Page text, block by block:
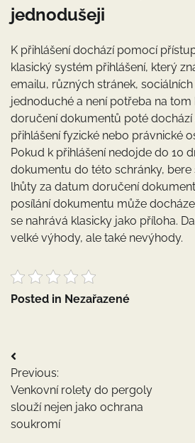
jednodušeji
K přihlášení dochází pomocí
klasický systém přihlášení, který
emailu, různých stránek,
jednoduché a není potřeba na tom
doručení dokumentů poté dochází
přihlášení fyzické nebo právnické
Pokud k přihlášení nedojde do 10
dokumentu do této schránky, bere
lhůty za datum doručení
posílání dokumentu může
se nahrává klasicky jako příloha.
velké výhody, ale také nevýhody.
Posted in Nezařazené
Navigace
pro
příspěvek
Previous:
Venkovní rolety do pergoly
slouží nejen jako ochrana
soukromí